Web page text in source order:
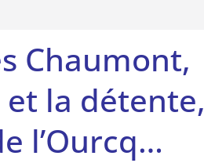
Chaumont,
la détente,
l’Ourcq…